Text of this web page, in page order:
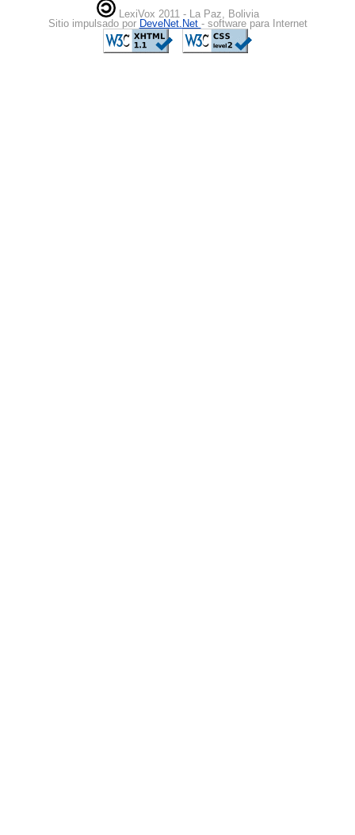
LexiVox 2011 - La Paz, Bolivia
Sitio impulsado por DeveNet.Net - software para Internet